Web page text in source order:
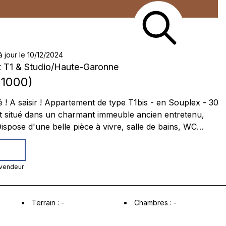
jour le 10/12/2024
& Studio/Haute-Garonne
)
! A saisir ! Appartement de type T1bis - en Souplex - 30
d'une belle pièce à vivre, salle de bains, WC
Il est très fonctionnel. Une cave de 17m2 complete ce
appartement non meublé, quartier calme et
: résidence principale, investissement locatif, ou même
à prévoir. (peut être
et proches de toutes autres commodités -
Terrain : - Chambres : -